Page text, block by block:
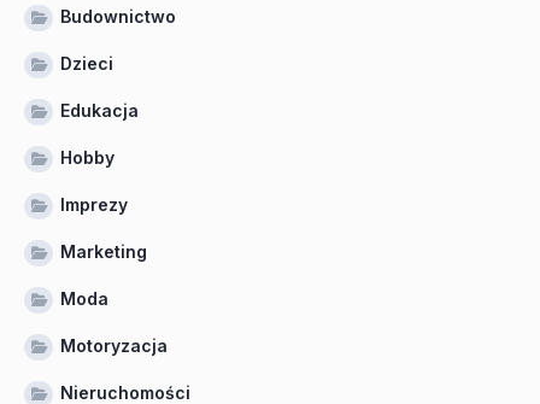
Budownictwo
Dzieci
Edukacja
Hobby
Imprezy
Marketing
Moda
Motoryzacja
Nieruchomości